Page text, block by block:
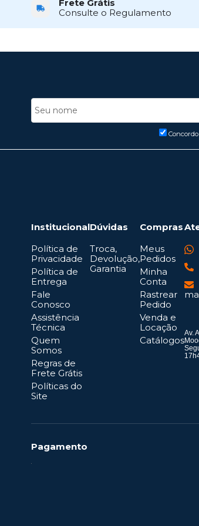
Frete Grátis
Consulte o Regulamento
Institucional
Política de
Privacidade
Política de
Entrega
Fale
Conosco
Assistência
Técnica
Quem
Somos
Regras de
Frete Grátis
Políticas do
Site
Dúvidas
Troca,
Devolução,
Garantia
Compras
Meus
Pedidos
Minha
Conta
Rastrear
Pedido
Venda e
Locação
Catálogos
Av.
Pagamento